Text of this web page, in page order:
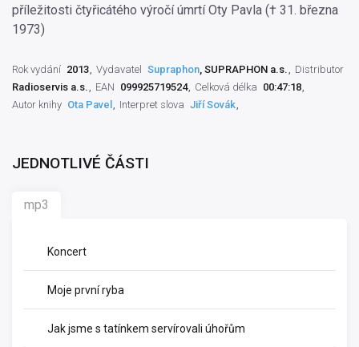
příležitosti čtyřicátého výročí úmrtí Oty Pavla († 31. března
1973)
Rok vydání 2013 Vydavatel Supraphon, SUPRAPHON a.s.
Distributor
Radioservis a.s.
EAN 099925719524 Celková délka 00:47:18
Autor knihy Ota Pavel Interpret slova Jiří Sovák
JEDNOTLIVÉ ČÁSTI
mp3
Koncert
Moje první ryba
Jak jsme s tatínkem servírovali úhořům